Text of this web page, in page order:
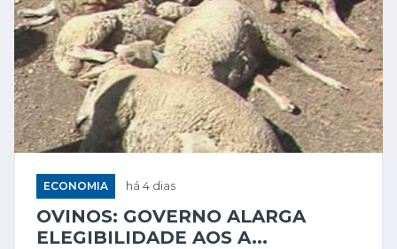
ECONOMIA há 4 dias
OVINOS: GOVERNO ALARGA
ELEGIBILIDADE AOS A...